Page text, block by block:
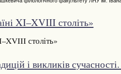
XI–XVIII століть»
століть»
і викликів